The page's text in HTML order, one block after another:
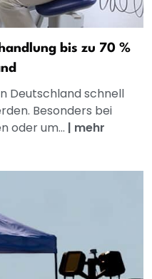
bis zu 70 %
Deutschland schnell
Besonders bei
oder um... | mehr